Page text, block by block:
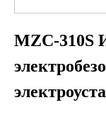
MZC-310S